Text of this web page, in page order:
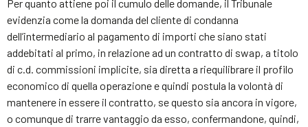
Per quanto attiene poi il cumulo delle domande, il Tribunale
evidenzia come la domanda del cliente di condanna
dell’intermediario al pagamento di importi che siano stati
addebitati al primo, in relazione ad un contratto di swap, a titolo
di c.d. commissioni implicite, sia diretta a riequilibrare il profilo
economico di quella operazione e quindi postula la volontà di
mantenere in essere il contratto, se questo sia ancora in vigore,
o comunque di trarre vantaggio da esso, confermandone, quindi,